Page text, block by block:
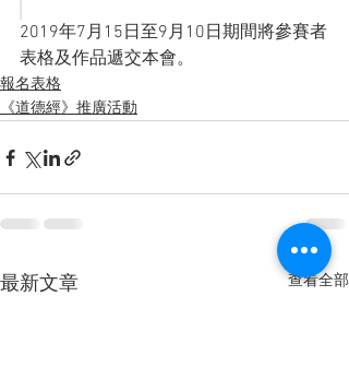
2019年7月15日至9月10日期間將參賽者
表格及作品遞交本會。
報名表格
《道德經》推廣活動
最新文章 查看全部